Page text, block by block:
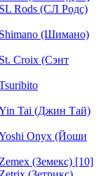
Rods (СЛ Родс)
(Шимано)
Croix (Сэнт
Tai (Джин Тай)
Onyx (Йоши
(Земекс) [10]